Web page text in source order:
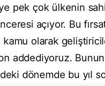
pek çok ülkenin
açıyor. Bu
olarak
addediyoruz.
dönemde bu yıl